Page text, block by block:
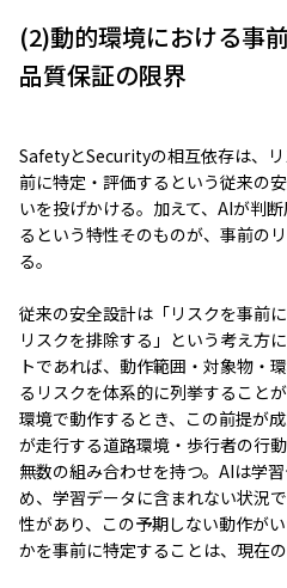
(2)動的環境における事
品質保証の限界
SafetyとSecurityの相互依存は、
前に特定・評価するという従来の
いを投げかける。加えて、AIが判
るという特性そのものが、事前の
る。
従来の安全設計は「リスクを事前
リスクを排除する」という考え方
トであれば、動作範囲・対象物・
るリスクを体系的に列挙すること
環境で動作するとき、この前提が
が走行する道路環境・歩行者の行
無数の組み合わせを持つ。AIは学
め、学習データに含まれない状況
性があり、この予期しない動作が
かを事前に特定することは、現在